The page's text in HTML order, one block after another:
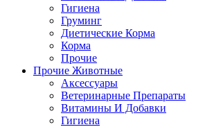
Гигиена
Груминг
Диетические Корма
Корма
Прочие
Прочие Животные
Аксессуары
Ветеринарные Препараты
Витамины И Добавки
Гигиена